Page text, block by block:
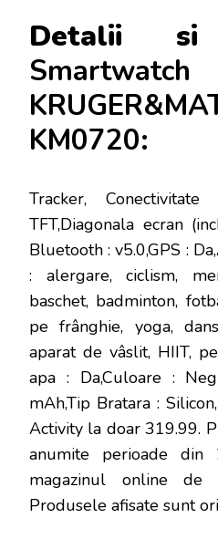
Detalii si
Smartwatch
KM0720:
Tracker,
TFT,Diagonala ecran
Bluetooth : v5.0,GPS :
: alergare, ciclism,
baschet, badminton,
pe frânghie, yoga,
aparat de vâslit, HIIT,
apa : Da,Culoare :
mAh,Tip Bratara :
Activity la doar 319.99.
anumite perioade din
magazinul online de
Produsele afisate sunt